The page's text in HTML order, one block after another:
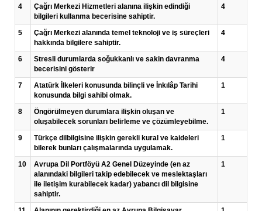
4
Çağrı Merkezi Hizmetleri alanına ilişkin edindiği
bilgileri kullanma becerisine sahiptir.
4
5
Çağrı Merkezi alanında temel teknoloji ve iş süreçleri
hakkında bilgilere sahiptir.
4
6
Stresli durumlarda soğukkanlı ve sakin davranma
becerisini gösterir
4
7
Atatürk İlkeleri konusunda bilinçli ve İnkılâp Tarihi
konusunda bilgi sahibi olmak.
1
8
Öngörülmeyen durumlara ilişkin oluşan ve
oluşabilecek sorunları belirleme ve çözümleyebilme.
1
9
Türkçe dilbilgisine ilişkin gerekli kural ve kaideleri
bilerek bunları çalışmalarında uygulamak.
1
10
Avrupa Dil Portföyü A2 Genel Düzeyinde (en az
alanındaki bilgileri takip edebilecek ve meslektaşları
ile iletişim kurabilecek kadar) yabancı dil bilgisine
sahiptir.
1